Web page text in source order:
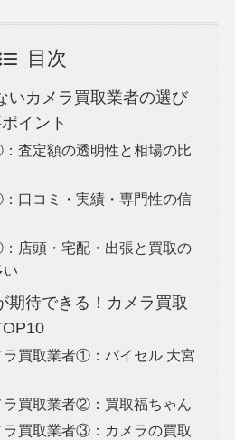
目次
いカメラ買取業者の選び
イント
査定額の透明性と相場の比
口コミ・実績・専門性の信
店頭・宅配・出張と買取の
い
期待できる！カメラ買取
ラ買取業者①：バイセル 大宮
ラ買取業者②：買取福ちゃん
ラ買取業者③：カメラの買取